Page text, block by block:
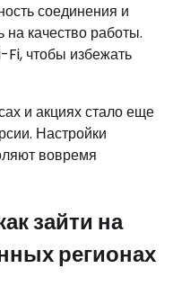
соединения и
на качество работы.
Fi, чтобы избежать
и акциях стало еще
Настройки
вовремя
зайти на
регионах